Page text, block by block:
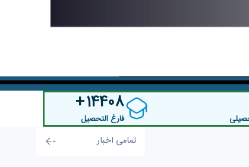
14408
فارغ التحصیل
تمامی اخبار